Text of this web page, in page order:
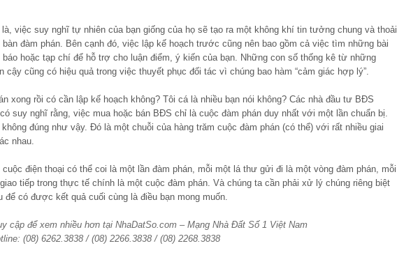
việc suy nghĩ tự nhiên của bạn giống của họ sẽ tạo ra một không khí tin tưởng chung và thoải
bàn đàm phán. Bên cạnh đó, việc lập kế hoạch trước cũng nên bao gồm cả việc tìm những bài
báo hoặc tạp chí để hỗ trợ cho luận điểm, ý kiến của bạn. Những con số thống kê từ những
cậy cũng có hiệu quả trong việc thuyết phục đối tác vì chúng bao hàm “cảm giác hợp lý”.
xong rồi có cần lập kế hoạch không? Tôi cá là nhiều bạn nói không? Các nhà đầu tư BĐS
suy nghĩ rằng, việc mua hoặc bán BĐS chỉ là cuộc đàm phán duy nhất với một lần chuẩn bị.
đúng như vậy. Đó là một chuỗi của hàng trăm cuộc đàm phán (có thể) với rất nhiều giai
nhau.
cuộc điện thoại có thể coi là một lần đàm phán, mỗi một lá thư gửi đi là một vòng đàm phán, mỗi
tiếp trong thực tế chính là một cuộc đàm phán. Và chúng ta cần phải xử lý chúng riêng biệt
để có được kết quả cuối cùng là điều bạn mong muốn.
cập để xem nhiều hơn tại NhaDatSo.com – Mạng Nhà Đất Số 1 Việt Nam
(08) 6262.3838 / (08) 2266.3838 / (08) 2268.3838